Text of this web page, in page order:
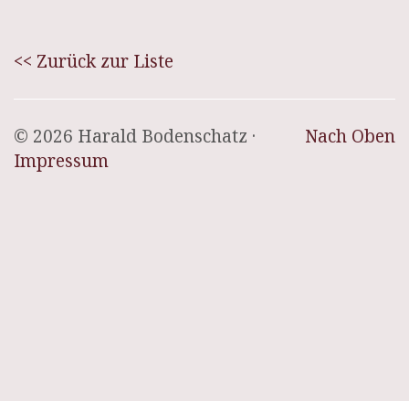
<< Zurück zur Liste
Nach Oben
© 2026 Harald Bodenschatz ·
Impressum